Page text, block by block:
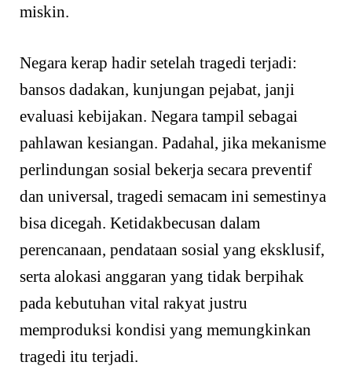
miskin.
Negara kerap hadir setelah tragedi terjadi:
bansos dadakan, kunjungan pejabat, janji
evaluasi kebijakan. Negara tampil sebagai
pahlawan kesiangan. Padahal, jika mekanisme
perlindungan sosial bekerja secara preventif
dan universal, tragedi semacam ini semestinya
bisa dicegah. Ketidakbecusan dalam
perencanaan, pendataan sosial yang eksklusif,
serta alokasi anggaran yang tidak berpihak
pada kebutuhan vital rakyat justru
memproduksi kondisi yang memungkinkan
tragedi itu terjadi.